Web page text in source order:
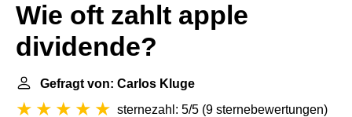
Wie oft zahlt apple
dividende?
Gefragt von: Carlos Kluge
sternezahl: 5/5 (9 sternebewertungen)